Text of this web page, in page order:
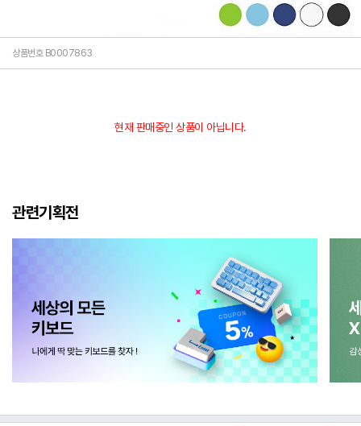
상품번호 B0007863
현재 판매중인 상품이 아닙니다.
관련기획전